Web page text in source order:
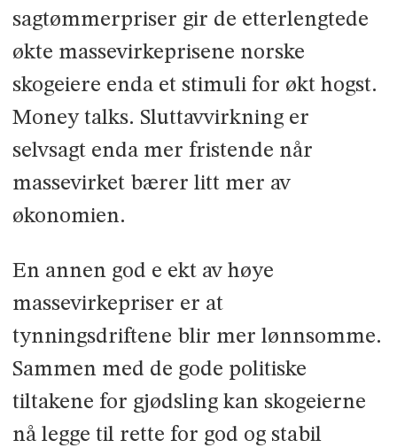
sagtømmerpriser gir de etterlengtede
økte massevirkeprisene norske
skogeiere enda et stimuli for økt hogst.
Money talks. Sluttavvirkning er
selvsagt enda mer fristende når
massevirket bærer litt mer av
økonomien.
En annen god e ekt av høye
massevirkepriser er at
tynningsdriftene blir mer lønnsomme.
Sammen med de gode politiske
tiltakene for gjødsling kan skogeierne
nå legge til rette for god og stabil